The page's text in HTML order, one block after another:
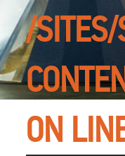
/SITES/
ON